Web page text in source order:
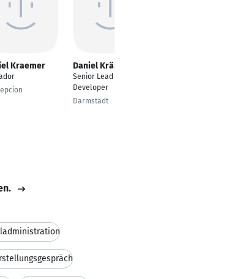
Kraemer Daniel Krämer
Senior Lead
Developer
Darmstadt